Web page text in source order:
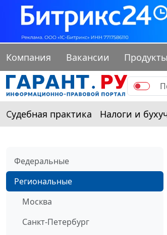
Компания Вакансии Продукты
Судебная практика Налоги и
Федеральные
Региональные
Москва
Санкт-Петербург